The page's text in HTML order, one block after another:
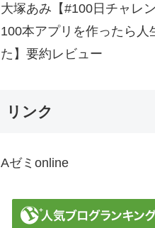
大塚あみ【#100日チャレ
100本アプリを作ったら人
た】要約レビュー
リンク
Aゼミonline